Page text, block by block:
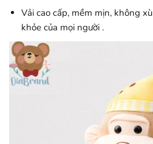
Vải cao cấp, mềm mịn, không
khỏe của mọi người .